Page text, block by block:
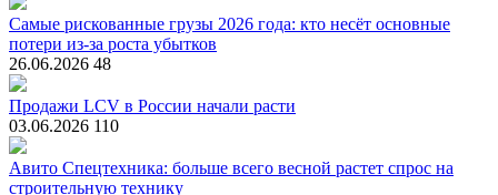
Самые рискованные грузы 2026 года: кто несёт основные
потери из-за роста убытков
26.06.2026 48
Продажи LCV в России начали расти
03.06.2026 110
Авито Спецтехника: больше всего весной растет спрос на
строительную технику